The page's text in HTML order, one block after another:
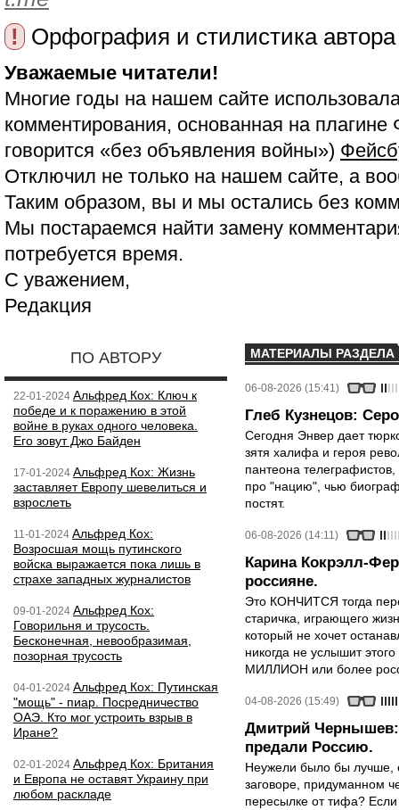
!
Орфография и стилистика
Уважаемые читатели!
Многие годы на нашем сайте
комментирования, основанная на
говорится «без объявления войны»)
Отключил не только на нашем сайте, а
Таким образом, вы и мы остались без
Мы постараемся найти замену
потребуется время.
С уважением,
Редакция
ПО АВТОРУ
22-01-2024 Альфред Кох: Ключ к
победе и к поражению в этой
войне в руках одного человека.
Его зовут Джо Байден
17-01-2024 Альфред Кох: Жизнь
заставляет Европу шевелиться и
взрослеть
11-01-2024 Альфред Кох:
Возросшая мощь путинского
войска выражается пока лишь в
страхе западных журналистов
09-01-2024 Альфред Кох:
Говорильня и трусость.
Бесконечная, невообразимая,
позорная трусость
04-01-2024 Альфред Кох: Путинская
"мощь" - пиар. Посредничество
ОАЭ. Кто мог устроить взрыв в
Иране?
02-01-2024 Альфред Кох: Британия
и Европа не оставят Украину при
любом раскладе
МАТЕРИАЛЫ РАЗДЕЛА
06-08-2026 (15:41)
Глеб Кузнецов:
Сегодня Энвер дает
зятя халифа и героя
пантеона
про "нацию", чью
постят.
06-08-2026 (14:11)
Карина Кокрэлл-
россияне.
Это КОНЧИТСЯ тогда
старичка, играющего
который не хочет
никогда не услышит
МИЛЛИОН или более
04-08-2026 (15:49)
Дмитрий Чернышев:
предали Россию.
Неужели было бы лучше,
заговоре, придуманном
пересылке от тифа?